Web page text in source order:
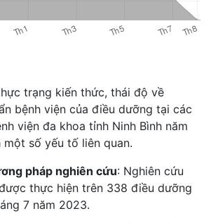
trạng kiến thức, thái độ về
bệnh viện của điều dưỡng tại các
viện đa khoa tỉnh Ninh Bình năm
số yếu tố liên quan.
pháp nghiên cứu: Nghiên cứu
thực hiện trên 338 điều dưỡng
7 năm 2023.